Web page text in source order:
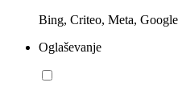
Bing, Criteo, Meta,
Oglaševanje